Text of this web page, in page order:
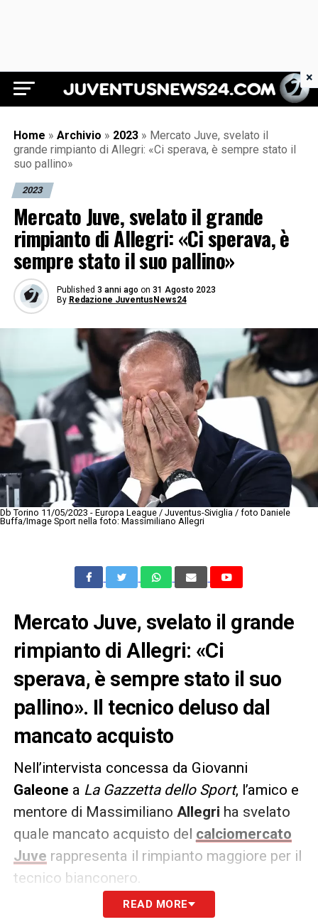
Juventus News 24
Home » Archivio » 2023 » Mercato Juve, svelato il
grande rimpianto di Allegri: «Ci sperava, è sempre stato il
suo pallino»
2023
Mercato Juve, svelato il grande
rimpianto di Allegri: «Ci sperava, è
sempre stato il suo pallino»
Published 3 anni ago on 31 Agosto 2023
By Redazione JuventusNews24
Db Torino 11/05/2023 - Europa League / Juventus-Siviglia / foto Daniele
Buffa/Image Sport nella foto: Massimiliano Allegri
Mercato Juve, svelato il grande
rimpianto di Allegri: «Ci
sperava, è sempre stato il suo
pallino». Il tecnico deluso dal
mancato acquisto
Nell’intervista concessa da Giovanni
Galeone a La Gazzetta dello Sport, l’amico e
mentore di Massimiliano Allegri ha svelato
quale mancato acquisto del calciomercato
Juve rappresenta il rimpianto maggiore per il
tecnico bianconero.
Le sue parole: «Il rimpianto di mercato di
READ MORE
×